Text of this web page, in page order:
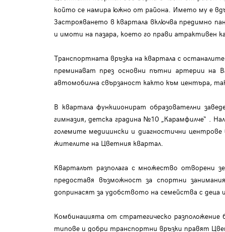
който се намира южно от района. Името му е
Застрояването в квартала включва предимно
и имоти на пазара, което го прави атрактивен
Транспортната връзка на квартала с
преминават през основни пътни артерии на
автомобилна свързаност както към центъра,
В квартала функционират образователни
гимназия, детска градина №10 „Карамфилче“ .
големите медицински и диагностични
жителите на Цветния квартал.
Кварталът разполага с множество отворени
предоставя възможност за спортни
допринасят за удобството на семейства с
Комбинацията от стратегическо разположение
типове и добри транспортни връзки правят